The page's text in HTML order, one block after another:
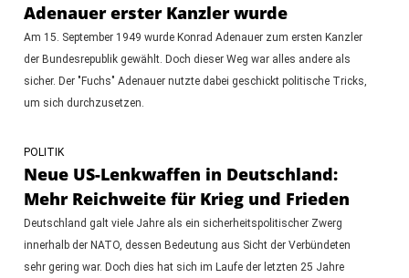
Adenauer erster Kanzler wurde
Am 15. September 1949 wurde Konrad Adenauer zum ersten Kanzler
der Bundesrepublik gewählt. Doch dieser Weg war alles andere als
sicher. Der "Fuchs" Adenauer nutzte dabei geschickt politische Tricks,
um sich durchzusetzen.
POLITIK
Neue US-Lenkwaffen in Deutschland:
Mehr Reichweite für Krieg und Frieden
Deutschland galt viele Jahre als ein sicherheitspolitischer Zwerg
innerhalb der NATO, dessen Bedeutung aus Sicht der Verbündeten
sehr gering war. Doch dies hat sich im Laufe der letzten 25 Jahre